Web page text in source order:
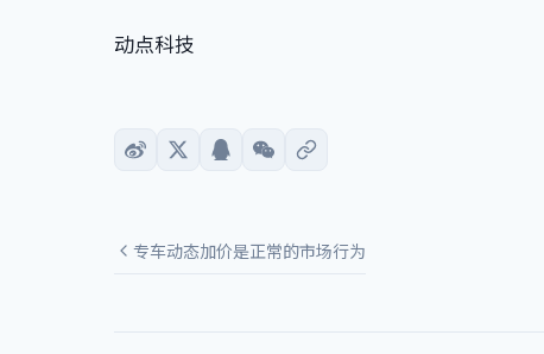
动点科技
专车动态加价是正常的市场行为